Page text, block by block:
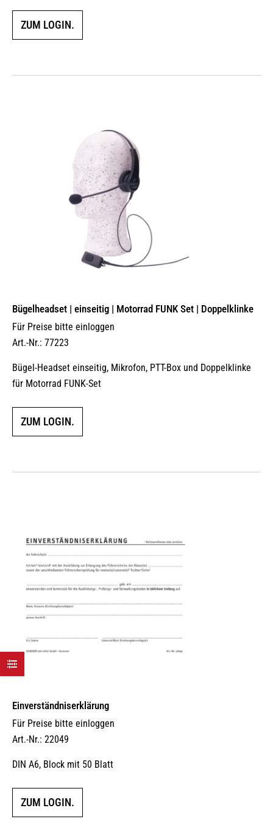
ZUM LOGIN.
Bügelheadset | einseitig | Motorrad FUNK Set | Doppelklinke
Für Preise bitte einloggen
Art.-Nr.: 77223
Bügel-Headset einseitig, Mikrofon, PTT-Box und Doppelklinke
für Motorrad FUNK-Set
ZUM LOGIN.
Einverständniserklärung
Für Preise bitte einloggen
Art.-Nr.: 22049
DIN A6, Block mit 50 Blatt
ZUM LOGIN.